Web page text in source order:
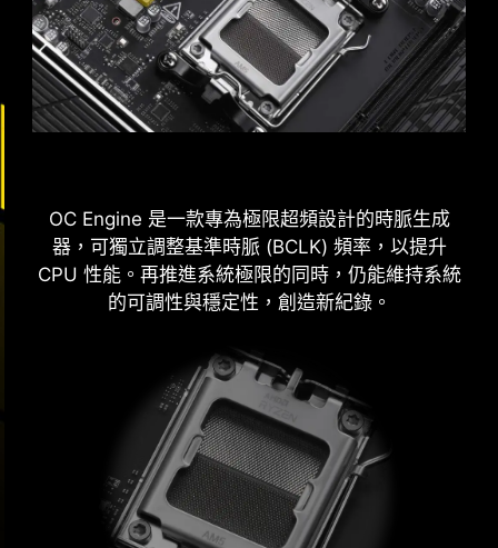
OC Engine 是一款專為極限超頻設計的時脈生成
器，可獨立調整基準時脈 (BCLK) 頻率，以提升
CPU 性能。再推進系統極限的同時，仍能維持系統
的可調性與穩定性，創造新紀錄。
BIOS parameters, making extreme memory
frequencies stable, powerful, and accessible to
every enthusiast.
高效模式旨在透過增加記憶體頻寬並降低延遲來優
化記憶體性能。四組記憶體時序設定可讓用戶根據
記憶體模組的體質找到最佳配置組合。
實心針腳電源連接埠的優勢
提升穩定性：較大的接觸面積，強化電力傳
輸的穩定性。
強韌耐用：實心針腳設計具有出色的耐用
性，能夠應對嚴苛的使用環境。
適用於高電流應用。